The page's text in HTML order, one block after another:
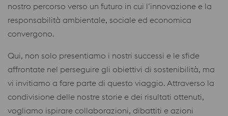
nostro percorso verso un futuro in cui l’innovazione e la
responsabilità ambientale, sociale ed economica
convergono.
Qui, non solo presentiamo i nostri successi e le sfide
affrontate nel perseguire gli obiettivi di sostenibilità, ma
vi invitiamo a fare parte di questo viaggio. Attraverso la
condivisione delle nostre storie e dei risultati ottenuti,
vogliamo ispirare collaborazioni, dibattiti e azioni